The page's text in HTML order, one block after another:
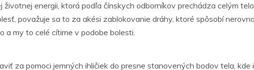
energii, ktorá podľa čínskych odborníkov prechádza celým
považuje sa to za akési zablokovanie dráhy, ktoré spôsobí
a my to celé cítime v podobe bolesti.
za pomoci jemných ihličiek do presne stanovených bodov tela, kde